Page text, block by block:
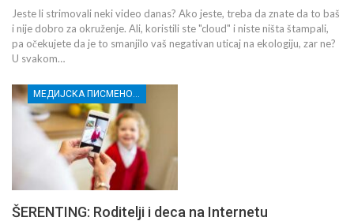
Jeste li strimovali neki video danas? Ako jeste, treba da znate da to baš
i nije dobro za okruženje. Ali, koristili ste "cloud" i niste ništa štampali,
pa očekujete da je to smanjilo vaš negativan uticaj na ekologiju, zar ne?
U svakom…
ŠERENTING: Roditelji i deca na Internetu